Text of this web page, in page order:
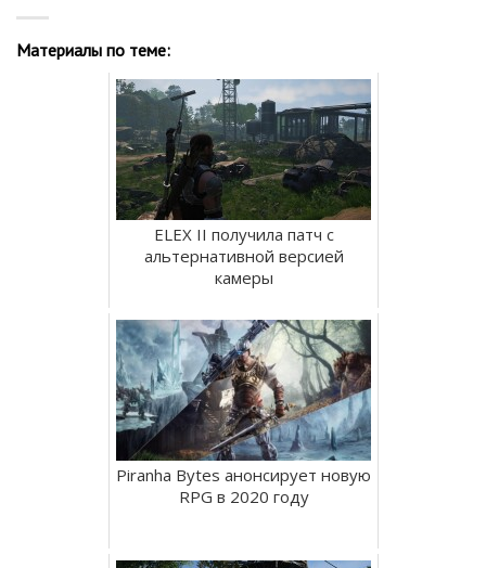
Материалы по теме:
ELEX II получила патч с
альтернативной версией
камеры
Piranha Bytes анонсирует новую
RPG в 2020 году